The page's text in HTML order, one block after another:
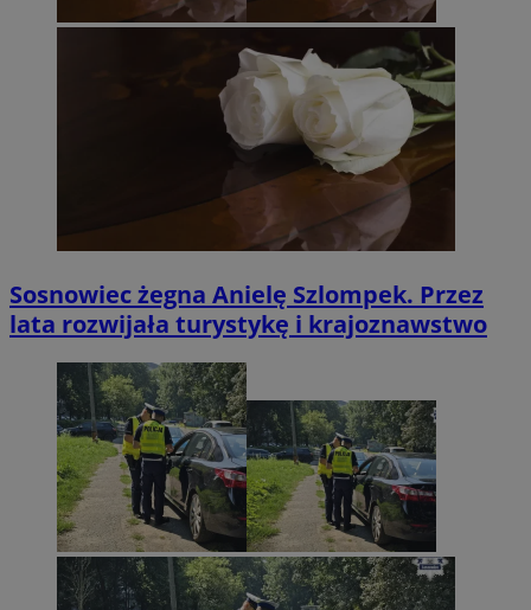
Sosnowiec żegna Anielę Szlompek. Przez
lata rozwijała turystykę i krajoznawstwo